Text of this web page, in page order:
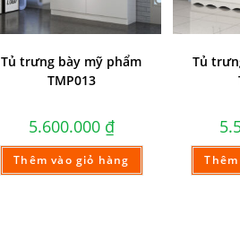
Tủ trưng bày mỹ phẩm
TMP013
5.600.000 ₫
Thêm vào giỏ hàng
Tủ